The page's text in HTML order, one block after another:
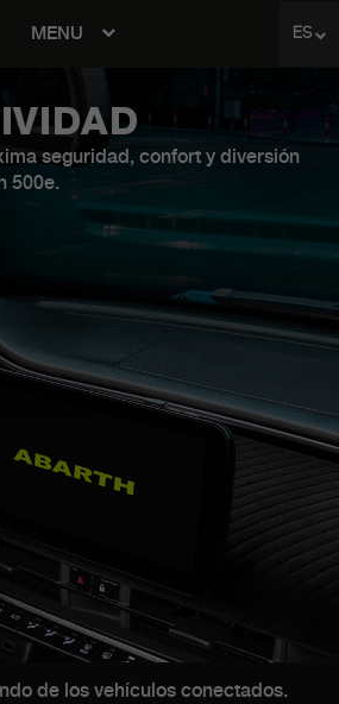
MENU ES
seguridad, confort y diversión
500e.
de los vehículos conectados.